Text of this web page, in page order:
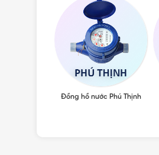
Đồng hồ nước Phú Thịnh